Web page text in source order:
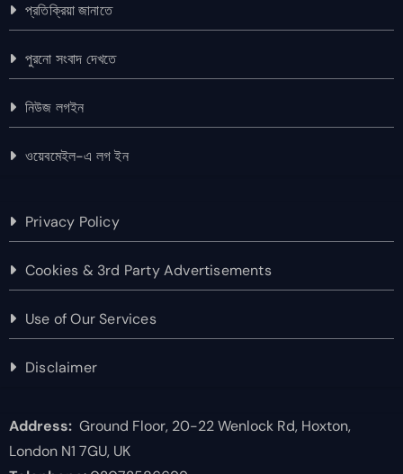
প্রতিক্রিয়া জানাতে
পুরনো সংবাদ দেখতে
নিউজ লগইন
ওয়েবমেইল-এ লগ ইন
Privacy Policy
Cookies & 3rd Party Advertisements
Use of Our Services
Disclaimer
Address:Ground Floor, 20-22 Wenlock Rd, Hoxton,
London N1 7GU, UK